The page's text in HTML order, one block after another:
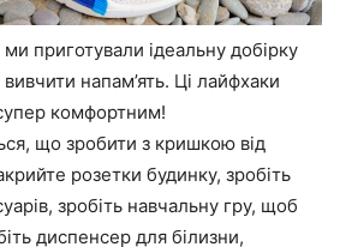
приготували ідеальну добірку
напам’ять. Ці лайфхаки
комфортним!
що зробити з кришкою від
розетки будинку, зробіть
зробіть навчальну гру, щоб
диспенсер для білизни,